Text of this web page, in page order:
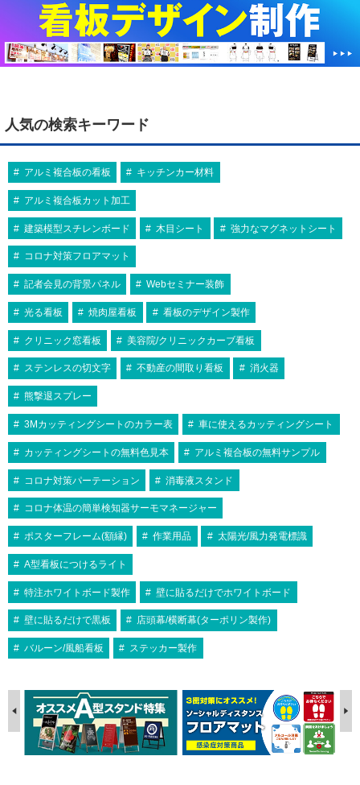
人気の検索キーワード
アルミ複合板の看板 キッチンカー材料
アルミ複合板カット加工
建築模型スチレンボード 木目シート 強力なマグネットシート
コロナ対策フロアマット
記者会見の背景パネル Webセミナー装飾
光る看板 焼肉屋看板 看板のデザイン製作
クリニック窓看板 美容院/クリニックカーブ看板
ステンレスの切文字 不動産の間取り看板 消火器
熊撃退スプレー
3Mカッティングシートのカラー表 車に使えるカッティングシート
カッティングシートの無料色見本 アルミ複合板の無料サンプル
コロナ対策パーテーション 消毒液スタンド
コロナ体温の簡単検知器サーモマネージャー
ポスターフレーム(額縁) 作業用品 太陽光/風力発電標識
A型看板につけるライト
特注ホワイトボード製作 壁に貼るだけでホワイトボード
壁に貼るだけで黒板 店頭幕/横断幕(ターポリン製作)
バルーン/風船看板 ステッカー製作